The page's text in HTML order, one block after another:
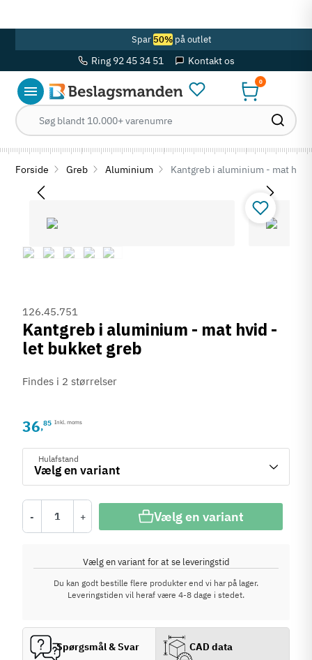
Spar 50%på outlet
Ring 92 45 34 51 Kontakt os
0
Forside Greb Aluminium Kantgreb i aluminium - mat
126.45.751
Kantgreb i aluminium - mat hvid -
let bukket greb
Findes i 2 størrelser
36,85 Inkl. moms
Hulafstand
- + Vælg en variant
Vælg en variant for at se leveringstid
Du kan godt bestille flere produkter end vi har på lager.
Leveringstiden vil heraf være 4-8 dage i stedet.
Spørgsmål & Svar CAD data